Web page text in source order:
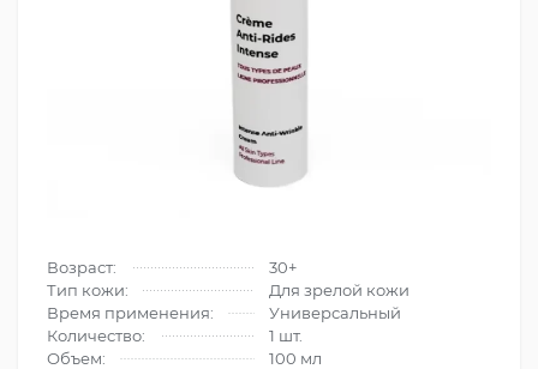
Возраст:
30+
Тип кожи:
Для зрелой кожи
Время применения:
Универсальный
Количество:
1 шт.
Объем:
100 мл